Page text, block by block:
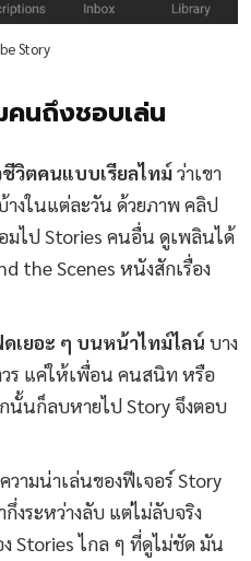
Story
คนถึงชอบเล่น
ชีวิตคนแบบเรียลไทม์ว่าเขา
างในแต่ละวัน ด้วยภาพ คลิป
มไป Stories คนอื่น ดูเพลินได้
the Scenes หนังสักเรื่อง
เยอะ ๆ บนหน้าไทม์ไลน์ บาง
วร แค่ให้เพื่อน คนสนิท หรือ
นั้นก็ลบหายไป Story จึงตอบ
ความน่าเล่นของฟีเจอร์ Story
งระหว่างลับ แต่ไม่ลับจริง
Stories ไกล ๆ ที่ดูไม่ชัด มัน